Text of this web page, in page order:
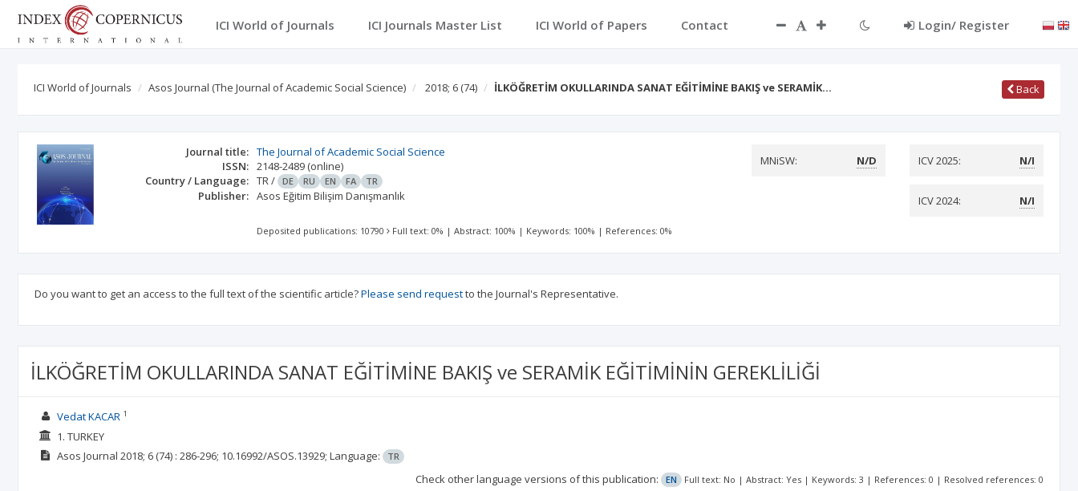
ICI World of Journals ICI Journals Master List ICI World of Papers Contact Login/ Register
ICI World of Journals Asos Journal (The Journal of Academic Social Science) 2018; 6 (74) İLKÖĞRETİM OKULLARINDA SANAT EĞİTİMİNE BAKIŞ ve SERAMİK… Back
Journal title: The Journal of Academic Social Science
ISSN: 2148-2489 (online)
Country / Language: TR/ DE RU EN FA TR
Publisher: Asos Eğitim Bilişim Danışmanlık
MNiSW: N/D ICV 2025: N/I
ICV 2024: N/I
Deposited publications: 10790 Full text: 0% |Abstract: 100% | Keywords: 100% | References: 0%
Do you want to get an access to the full text of the scientific article?Please send requestto the Journal's Representative.
İLKÖĞRETİM OKULLARINDA SANAT EĞİTİMİNE BAKIŞ ve SERAMİK EĞİTİMİNİN GEREKLİLİĞİ
Vedat KACAR 1
1. TURKEY
Asos Journal 2018; 6(74) : 286-296; 10.16992/ASOS.13929; Language: TR
Check other language versions of this publication: EN Full text: No | Abstract: Yes | Keywords: 3 | References: 0 | Resolved references: 0